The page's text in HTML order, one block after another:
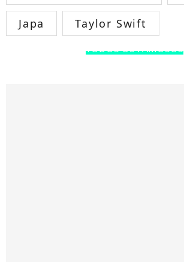
Japa Taylor Swift
TODOS OS FAMOSOS